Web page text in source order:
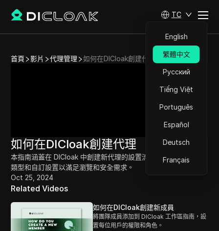
TC
English
繁體中文
Русский
Tiếng Việt
Português
Español
Deutsch
Français
首頁 影片 代理管理 如何在DICloak創建代理
如何在DICloak創建代理
本指南涵蓋在 DICloak 中創建新代理的設置流程，包括選擇代理
類型和自訂設置以滿足瀏覽和安全需求。
Oct 25, 2024
Related Videos
如何在DICloak創建新成員
將團隊成員添加到 DICloak 工作區指南，設
置每位用戶的權限和角色。